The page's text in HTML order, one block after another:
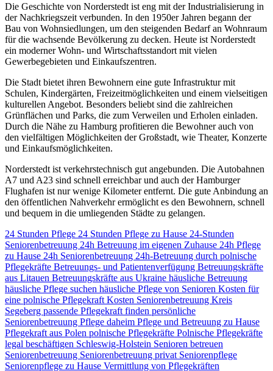
Die Geschichte von Norderstedt ist eng mit der Industrialisierung in
der Nachkriegszeit verbunden. In den 1950er Jahren begann der
Bau von Wohnsiedlungen, um den steigenden Bedarf an Wohnraum
für die wachsende Bevölkerung zu decken. Heute ist Norderstedt
ein moderner Wohn- und Wirtschaftsstandort mit vielen
Gewerbegebieten und Einkaufszentren.
Die Stadt bietet ihren Bewohnern eine gute Infrastruktur mit
Schulen, Kindergärten, Freizeitmöglichkeiten und einem vielseitigen
kulturellen Angebot. Besonders beliebt sind die zahlreichen
Grünflächen und Parks, die zum Verweilen und Erholen einladen.
Durch die Nähe zu Hamburg profitieren die Bewohner auch von
den vielfältigen Möglichkeiten der Großstadt, wie Theater, Konzerte
und Einkaufsmöglichkeiten.
Norderstedt ist verkehrstechnisch gut angebunden. Die Autobahnen
A7 und A23 sind schnell erreichbar und auch der Hamburger
Flughafen ist nur wenige Kilometer entfernt. Die gute Anbindung an
den öffentlichen Nahverkehr ermöglicht es den Bewohnern, schnell
und bequem in die umliegenden Städte zu gelangen.
24 Stunden Pflege 24 Stunden Pflege zu Hause 24-Stunden
Seniorenbetreuung 24h Betreuung im eigenen Zuhause 24h Pflege
zu Hause 24h Seniorenbetreuung 24h-Betreuung durch polnische
Pflegekräfte Betreuungs- und Patientenverfügung Betreuungskräfte
aus Litauen Betreuungskräfte aus Ukraine häusliche Betreuung
häusliche Pflege suchen häusliche Pflege von Senioren Kosten für
eine polnische Pflegekraft Kosten Seniorenbetreuung Kreis
Segeberg passende Pflegekraft finden persönliche
Seniorenbetreuung Pflege daheim Pflege und Betreuung zu Hause
Pflegekraft aus Polen polnische Pflegekräfte Polnische Pflegekräfte
legal beschäftigen Schleswig-Holstein Senioren betreuen
Seniorenbetreuung Seniorenbetreuung privat Seniorenpflege
Seniorenpflege zu Hause Vermittlung von Pflegekräften